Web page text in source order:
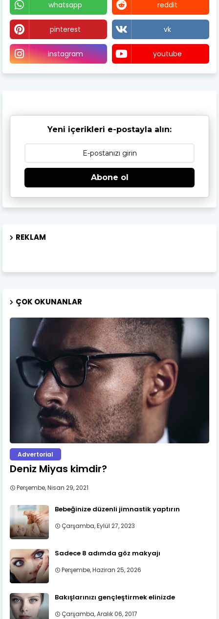
whatsapp reddit
pinterest vk
instagram youtube
Yeni içerikleri e-postayla alın:
Abone ol
REKLAM
ÇOK OKUNANLAR
Advertorial
Deniz Miyas kimdir?
Perşembe, Nisan 29, 2021
Bebeğinize düzenli jimnastik yaptırın
Çarşamba, Eylül 27, 2023
Sadece 8 adımda göz makyajı
Perşembe, Haziran 25, 2026
Bakışlarınızı gençleştirmek elinizde
Çarşamba, Aralık 06, 2017